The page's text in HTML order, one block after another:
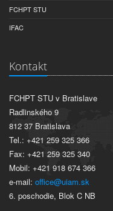
FCHPT STU
IFAC
Kontakt
FCHPT STU v Bratislave
Radlinského 9
812 37 Bratislava
Tel.: +421 259 325 366
Fax: +421 259 325 340
Mobil: +421 918 674 366
e-mail: office@uiam.sk
6. poschodie, Blok C NB